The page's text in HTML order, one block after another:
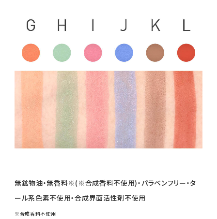
無鉱物油・無香料※(※合成香料不使用)・パラベンフリー・タ
ール系色素不使用・合成界面活性剤不使用
※合成香料不使用